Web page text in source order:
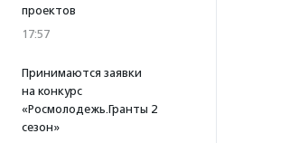
проектов
17:57
Принимаются заявки
на конкурс
«Росмолодежь.Гранты 2
сезон»